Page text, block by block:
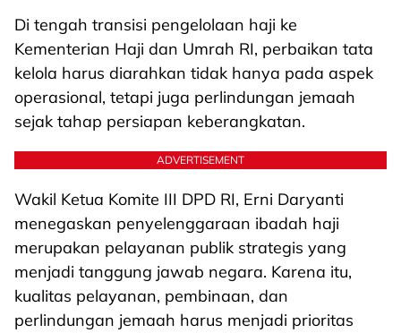
Di tengah transisi pengelolaan haji ke
Kementerian Haji dan Umrah RI, perbaikan tata
kelola harus diarahkan tidak hanya pada aspek
operasional, tetapi juga perlindungan jemaah
sejak tahap persiapan keberangkatan.
ADVERTISEMENT
Wakil Ketua Komite III DPD RI, Erni Daryanti
menegaskan penyelenggaraan ibadah haji
merupakan pelayanan publik strategis yang
menjadi tanggung jawab negara. Karena itu,
kualitas pelayanan, pembinaan, dan
perlindungan jemaah harus menjadi prioritas